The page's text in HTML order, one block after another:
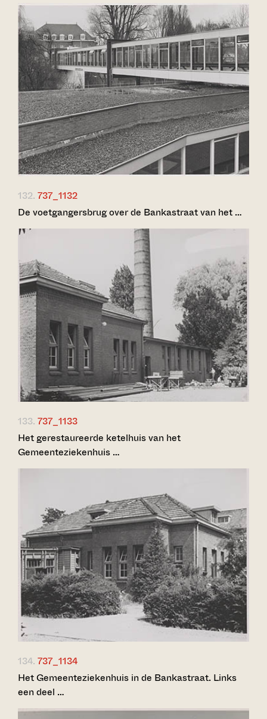
132. 737_1132
De voetgangersbrug over de Bankastraat van het …
133. 737_1133
Het gerestaureerde ketelhuis van het
Gemeenteziekenhuis …
134. 737_1134
Het Gemeenteziekenhuis in de Bankastraat. Links
een deel …